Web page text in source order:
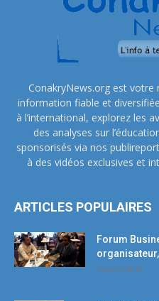
ConakryNews.org est votre
information fiable et
à l’international, explorez les
des analyses sur
sponsorisés via nos
à des vidéos exclusives et
ARTICLES POPULAIRES
Forum
19 avril 2018